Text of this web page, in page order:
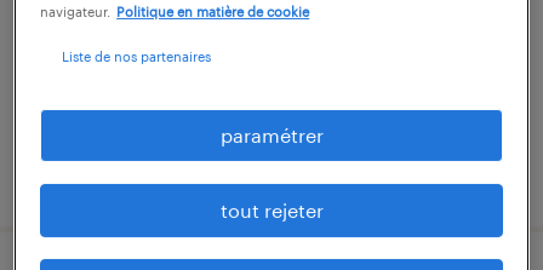
saint-étienne-du-rouvray, seine-maritime
cdi
navigateur.
Politique en matière de cookie
Liste de nos partenaires
paramétrer
tout rejeter